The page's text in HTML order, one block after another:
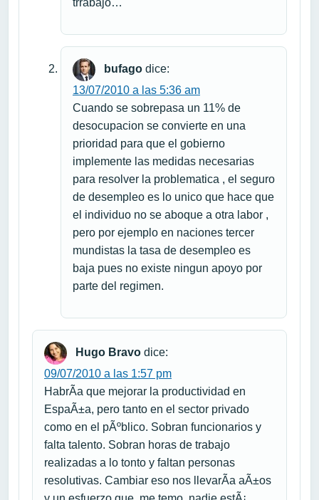
trrabajo…
bufago dice:
13/07/2010 a las 5:36 am
Cuando se sobrepasa un 11% de
desocupacion se convierte en una
prioridad para que el gobierno
implemente las medidas necesarias
para resolver la problematica , el seguro
de desempleo es lo unico que hace que
el individuo no se aboque a otra labor ,
pero por ejemplo en naciones tercer
mundistas la tasa de desempleo es
baja pues no existe ningun apoyo por
parte del regimen.
Hugo Bravo dice:
09/07/2010 a las 1:57 pm
HabrÃ­a que mejorar la productividad en
EspaÃ±a, pero tanto en el sector privado
como en el pÃºblico. Sobran funcionarios y
falta talento. Sobran horas de trabajo
realizadas a lo tonto y faltan personas
resolutivas. Cambiar eso nos llevarÃ­a aÃ±os